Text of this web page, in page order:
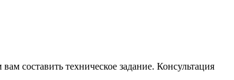
составить техническое задание. Консультация